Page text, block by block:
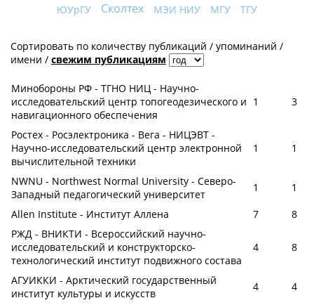
ЮУрГУ
Сколтех МЭИ НИУ МГУ ТГУ
Сортировать по количеству публикаций / упоминаний /
имени / свежим публикациям
Минобороны РФ - ТГНО НИЦ - Научно-
исследовательский центр топогеодезического и
навигационного обеспечения
1 3
Ростех - Росэлектроника - Вега - НИЦЭВТ -
Научно-исследовательский центр электронной
вычислительной техники
1 1
NWNU - Northwest Normal University - Северо-
Западный педагогический университет
1
1
Allen Institute - Институт Аллена
7
8
РЖД - ВНИКТИ - Всероссийский научно-
исследовательский и конструкторско-
технологический институт подвижного состава
4 8
АГУИККИ - Арктический государственный
институт культуры и искусств
4
4